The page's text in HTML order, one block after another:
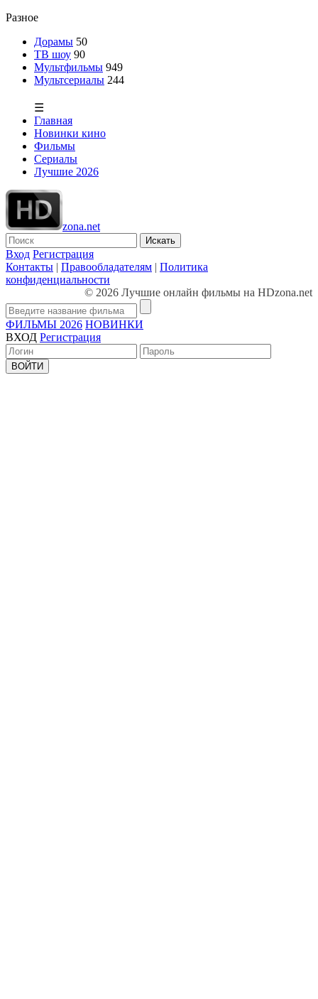
Разное
Дорамы 50
ТВ шоу 90
Мультфильмы 949
Мультсериалы 244
☰
Главная
Новинки кино
Фильмы
Сериалы
Лучшие 2026
zona.net
Искать
Вход Регистрация
Контакты | Правообладателям | Политика
конфиденциальности
© 2026 Лучшие онлайн фильмы на HDzona.net
ФИЛЬМЫ 2026 НОВИНКИ
ВХОД Регистрация